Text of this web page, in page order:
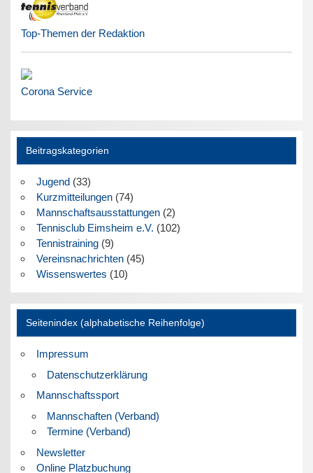
Top-Themen der Redaktion
Corona Service
Beitragskategorien
Jugend(33)
Kurzmitteilungen(74)
Mannschaftsausstattungen(2)
Tennisclub Eimsheim e.V. (102)
Tennistraining(9)
Vereinsnachrichten(45)
Wissenswertes (10)
Seitenindex (alphabetische Reihenfolge)
Impressum
Datenschutzerklärung
Mannschaftssport
Mannschaften (Verband)
Termine (Verband)
Newsletter
Online Platzbuchung